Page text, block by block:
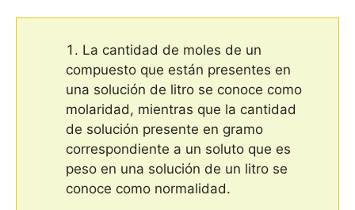
La cantidad de moles de un
compuesto que están presentes en
una solución de litro se conoce como
molaridad, mientras que la cantidad
de solución presente en gramo
correspondiente a un soluto que es
peso en una solución de un litro se
conoce como normalidad.